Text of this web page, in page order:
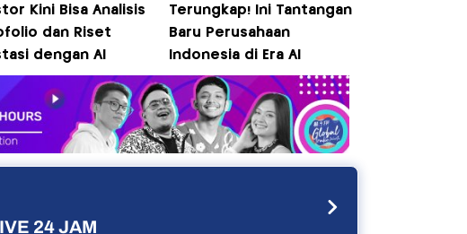
Kini Bisa Analisis
dan Riset
dengan AI
Terungkap! Ini Tantangan
Baru Perusahaan
Indonesia di Era AI
24 JAM